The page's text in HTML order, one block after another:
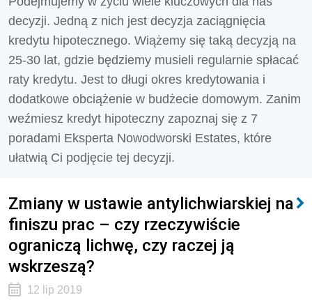
decyzji. Jedną z nich jest decyzja zaciągnięcia
kredytu hipotecznego. Wiążemy się taką decyzją na
25-30 lat, gdzie będziemy musieli regularnie spłacać
raty kredytu. Jest to długi okres kredytowania i
dodatkowe obciążenie w budżecie domowym. Zanim
weźmiesz kredyt hipoteczny zapoznaj się z 7
poradami Eksperta Nowodworski Estates, które
ułatwią Ci podjęcie tej decyzji.
Zmiany w ustawie antylichwiarskiej na
finiszu prac – czy rzeczywiście
ograniczą lichwę, czy raczej ją
wskrzeszą?
12 lip 2019